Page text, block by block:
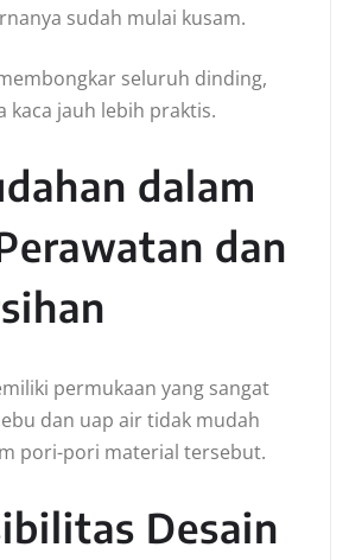
sudah mulai kusam.
seluruh dinding,
kaca jauh lebih praktis.
dalam
dan
permukaan yang sangat
dan uap air tidak mudah
pori-pori material tersebut.
Desain